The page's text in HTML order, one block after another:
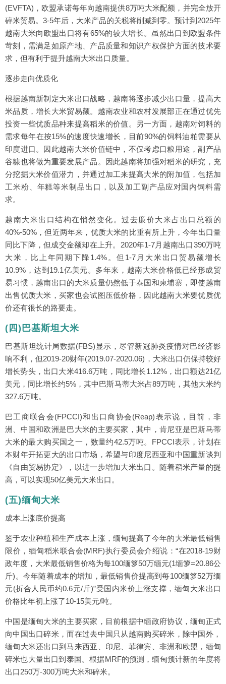
(EVFTA)，欧盟承诺每年向越南提供8万吨大米配额，并完全放开
碎米贸易。3-5年后，大米产品的关税将削减到零。预计到2025年
越南大米向欧盟出口将有65%的较大增长。虽然出口到欧盟条件
苛刻，需满足如原产地、产品质量和知识产权保护方面的技术要
求，但有利于提升越南大米出口质量。
逐步走向优质化
根据越南新制定大米出口战略，越南将逐步减少出口量，提高大
米品质，增长大米贸易额。越南农业和农村发展部正在通过优先
投资一些优质品种来提高稻米的价值。另一方面，越南对饲料的
需求每年在按15%的速度快速增长，目前90%的饲料油粕需要从
印度进口。因此越南大米价值链中，不仅考虑口粮用途，副产品
谷糠也将做为重要发展产品。因此越南将加强对稻米的研究，充
分挖掘大米价值潜力，并通过加工来提高大米的附加值，包括加
工米粉、年糕等米制品出口，以及加工副产品应对国内饲料需
求。
越南大米出口结构在悄然变化。过去廉价大米占出口总额的
40%-50%，但近两年来，优质大米的比重有所上升，今年出口量
同比下降，但成交金额却在上升。2020年1-7月越南出口390万吨
大米，比上年同期下降1.4%。但1-7月大米出口贸易额增长
10.9%，达到19.1亿美元。多年来，越南大米价格低已经形成贸
易习惯，越南出口的大米质量仍然低于泰国和柬埔寨，即使越南
出售优质大米，买家也会试图压低价格，因此越南大米要优质优
价还有很长的路要走。
(四)巴基斯坦大米
巴基斯坦统计局数据(FBS)显示，尽管新冠肺炎疫情对巴经济影
响不利，但2019-20财年(2019.07-2020.06)，大米出口仍保持较好
增长势头，出口大米416.6万吨，同比增长1.12%，出口额达21亿
美元，同比增长约5%，其中巴斯马蒂大米占89万吨，其他大米约
327.6万吨。
巴工商联合会(FPCCI)和出口商协会(Reap)表示说，目前，非
洲、中国和欧洲是巴大米的主要买家，其中，肯尼亚是巴斯马蒂
大米的最大购买国之一，数量约42.5万吨。FPCCI表示，计划在
本财年开拓更大的出口市场，希望与印度尼西亚和中国重新谈判
《自由贸易协定》，以进一步增加大米出口。随着稻米产量的提
高，可以实现50亿美元大米出口。
(五)缅甸大米
成本上涨底价提高
鉴于农业种植和生产成本上涨，缅甸提高了今年的大米最低销售
限价，缅甸稻米联合会(MRF)执行委员会介绍说：“在2018-19财
政年度，大米最低销售价格为每100缅箩50万缅元(1缅箩=20.86公
斤)。今年随着成本的增加，最低销售价提高到每100缅箩52万缅
元(折合人民币约0.6元/斤)”受国内米价上涨支撑，缅甸大米出口
价格比年初上涨了10-15美元/吨。
中国是缅甸大米的主要买家，目前根据中缅政府协议，缅甸正式
向中国出口碎米，而在过去中国只从越南购买碎米，除中国外，
缅甸大米还出口到马来西亚、印尼、菲律宾、非洲和欧盟，缅甸
碎米也大量出口到泰国。根据MRF的预测，缅甸预计新的年度将
出口250万-300万吨大米和碎米。